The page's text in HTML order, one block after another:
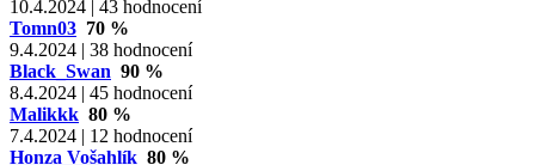
10.4.2024 | 43 hodnocení
Tomn03 70 %
9.4.2024 | 38 hodnocení
Black_Swan 90 %
8.4.2024 | 45 hodnocení
Malikkk 80 %
7.4.2024 | 12 hodnocení
Honza Vošahlík 80 %